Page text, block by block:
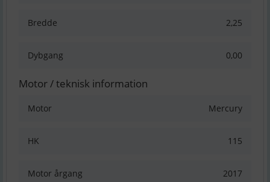
Bredde 2,25
Dybgang 0,00
Motor / teknisk information
Motor Mercury
HK 115
Motor årgang 2017